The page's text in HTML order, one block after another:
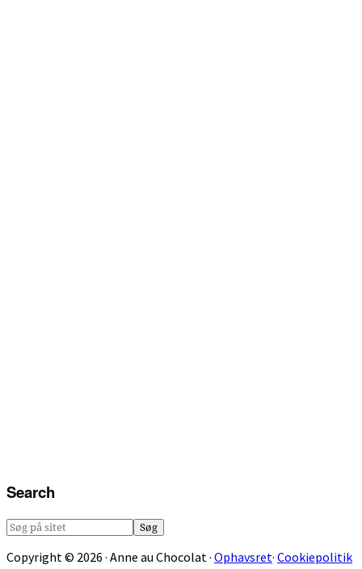
Search
Søg
på
sitet
Copyright © 2026 · Anne au Chocolat · Ophavsret· Cookiepolitik